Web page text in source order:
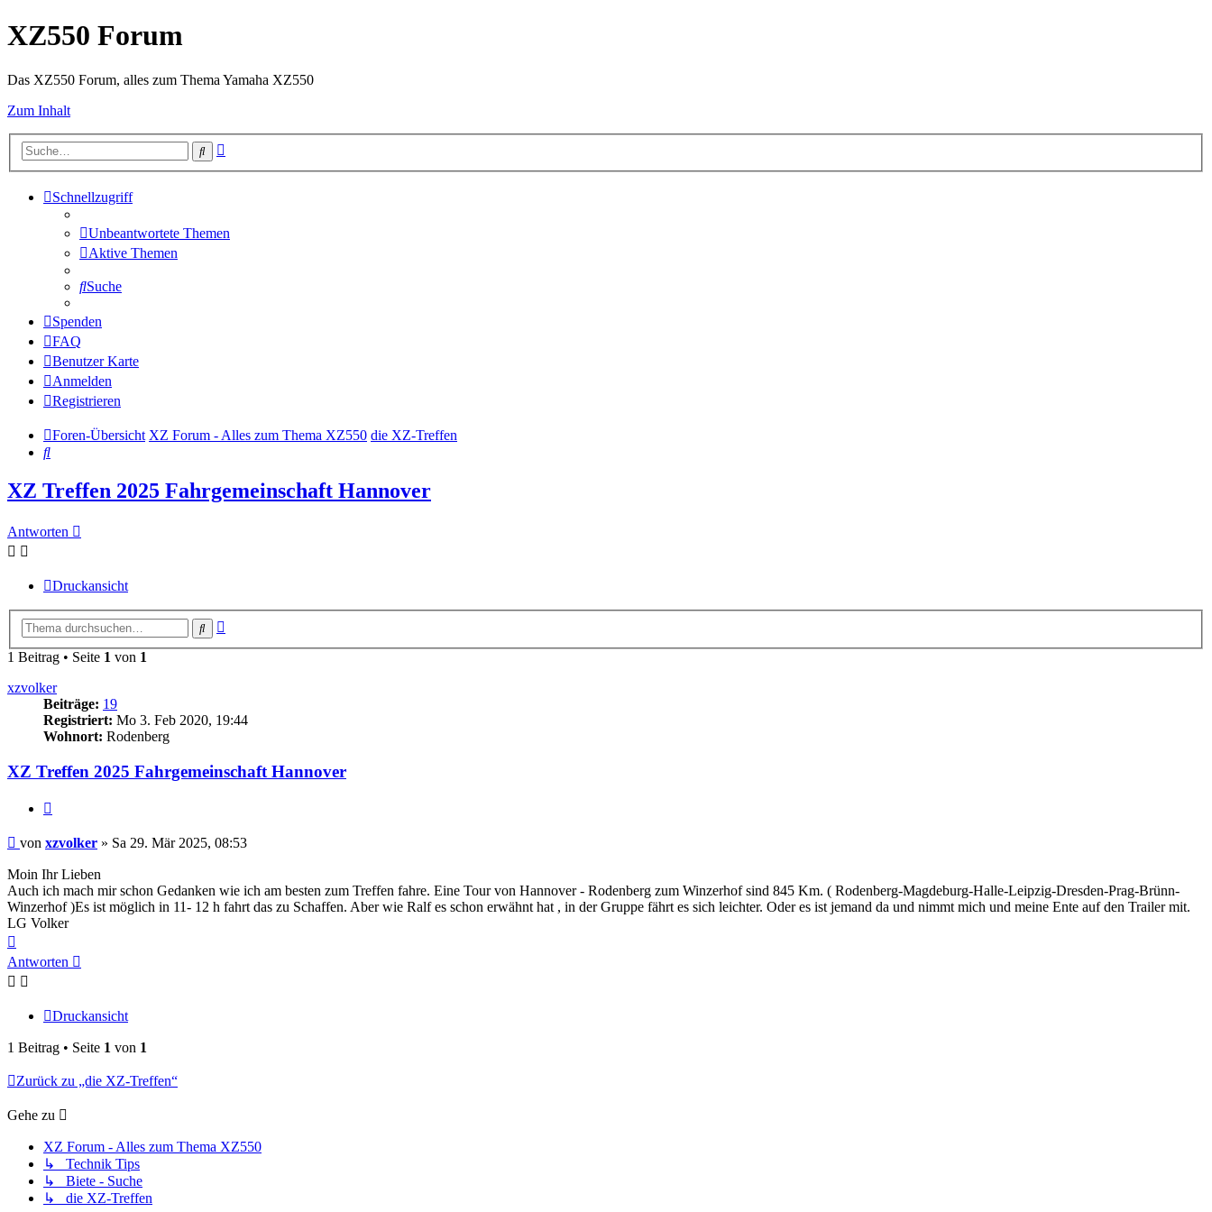
XZ550 Forum
Das XZ550 Forum, alles zum Thema Yamaha XZ550
Zum Inhalt
Suche
Schnellzugriff
Unbeantwortete Themen
Aktive Themen
Suche
Spenden
FAQ
Benutzer Karte
Anmelden
Registrieren
Foren-Übersicht XZ Forum - Alles zum Thema XZ550 die XZ-Treffen
Suche
XZ Treffen 2025 Fahrgemeinschaft Hannover
Antworten
Druckansicht
Suche
1 Beitrag • Seite 1 von 1
xzvolker
Beiträge: 19
Registriert: Mo 3. Feb 2020, 19:44
Wohnort: Rodenberg
XZ Treffen 2025 Fahrgemeinschaft Hannover
Beitrag
von xzvolker » Sa 29. Mär 2025, 08:53
Moin Ihr Lieben
Auch ich mach mir schon Gedanken wie ich am besten zum Treffen fahre. Eine Tour von Hannover - Rodenberg zum Winzerhof sind 845 Km. ( Rodenberg-Magdeburg-Halle-Leipzig-Dresden-Prag-Brünn-
Winzerhof )Es ist möglich in 11- 12 h fahrt das zu Schaffen. Aber wie Ralf es schon erwähnt hat , in der Gruppe fährt es sich leichter. Oder es ist jemand da und nimmt mich und meine Ente auf den Trailer mit.
LG Volker
oben
Antworten
Druckansicht
1 Beitrag • Seite 1 von 1
Zurück zu „die XZ-Treffen“
Gehe zu
XZ Forum - Alles zum Thema XZ550
↳ Technik Tips
↳ Biete - Suche
↳ die XZ-Treffen